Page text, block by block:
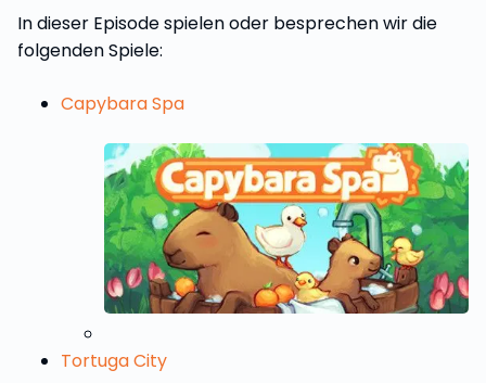
In dieser Episode spielen oder besprechen wir die
folgenden Spiele:
Capybara Spa
Tortuga City